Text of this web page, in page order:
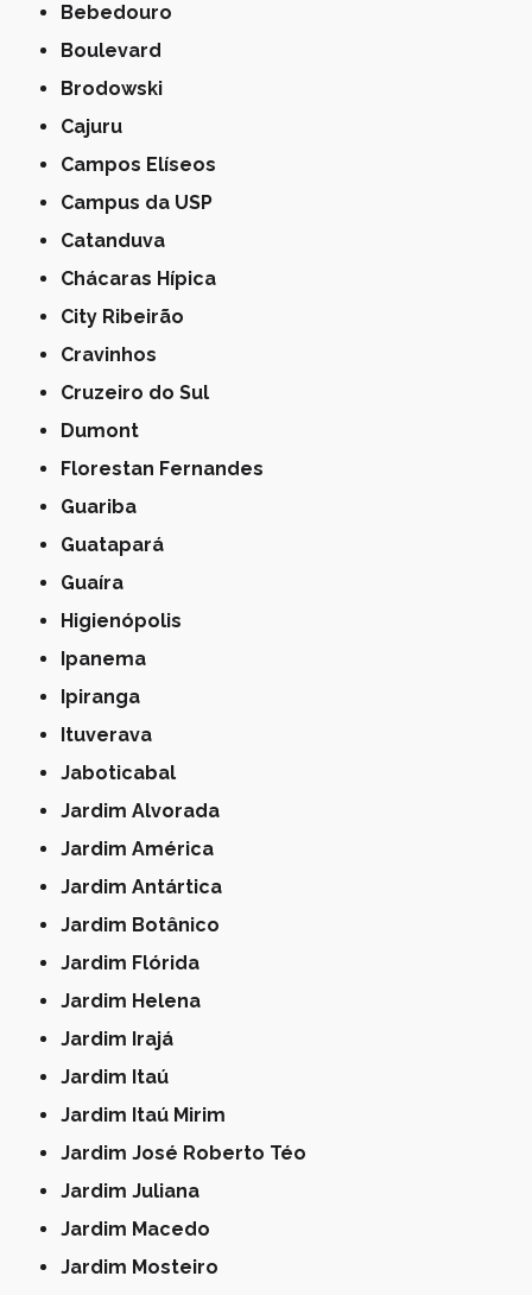
Bebedouro
Boulevard
Brodowski
Cajuru
Campos Elíseos
Campus da USP
Catanduva
Chácaras Hípica
City Ribeirão
Cravinhos
Cruzeiro do Sul
Dumont
Florestan Fernandes
Guariba
Guatapará
Guaíra
Higienópolis
Ipanema
Ipiranga
Ituverava
Jaboticabal
Jardim Alvorada
Jardim América
Jardim Antártica
Jardim Botânico
Jardim Flórida
Jardim Helena
Jardim Irajá
Jardim Itaú
Jardim Itaú Mirim
Jardim José Roberto Téo
Jardim Juliana
Jardim Macedo
Jardim Mosteiro